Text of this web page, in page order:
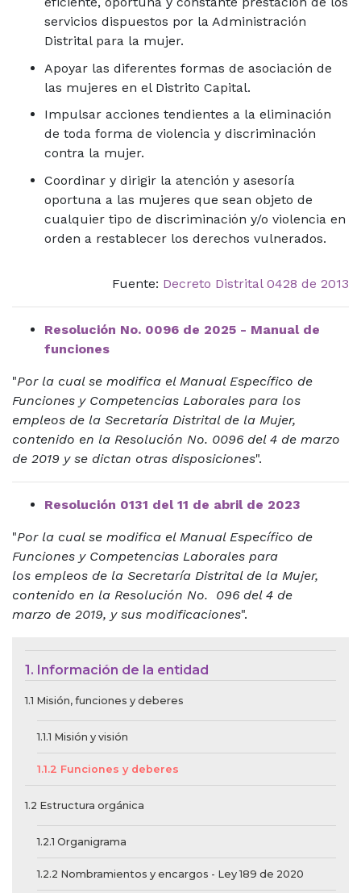
Menú de Contexto de Ley de
1. Información de la entidad
1.1 Misión, funciones y deberes
1.1.1 Misión y visión
1.1.2 Funciones y deberes
1.2 Estructura orgánica
1.2.1 Organigrama
1.2.2 Nombramientos y encargos - Ley 189 de 2020
servicios dispuestos por la Administración
Distrital para la mujer.
Apoyar las diferentes formas de asociación de
las mujeres en el Distrito Capital.
Impulsar acciones tendientes a la eliminación
de toda forma de violencia y discriminación
contra la mujer.
Coordinar y dirigir la atención y asesoría
oportuna a las mujeres que sean objeto de
cualquier tipo de discriminación y/o violencia en
orden a restablecer los derechos vulnerados.
Fuente: Decreto Distrital 0428 de 2013
Resolución No. 0096 de 2025 - Manual de
funciones
"Por la cual se modifica el Manual Específico de
Funciones y Competencias Laborales para los
empleos de la Secretaría Distrital de la Mujer,
contenido en la Resolución No. 0096 del 4 de marzo
de 2019 y se dictan otras disposiciones".
Resolución 0131 del 11 de abril de 2023
"Por la cual se modifica el Manual Específico de
Funciones y Competencias Laborales para
los empleos de la Secretaría Distrital de la Mujer,
contenido en la Resolución No. 096 del 4 de
marzo de 2019, y sus modificaciones".